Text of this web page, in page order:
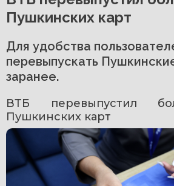
Пушкинских карт
Для удобства
перевыпускать
заранее.
ВТБ перевыпустил
Пушкинских карт